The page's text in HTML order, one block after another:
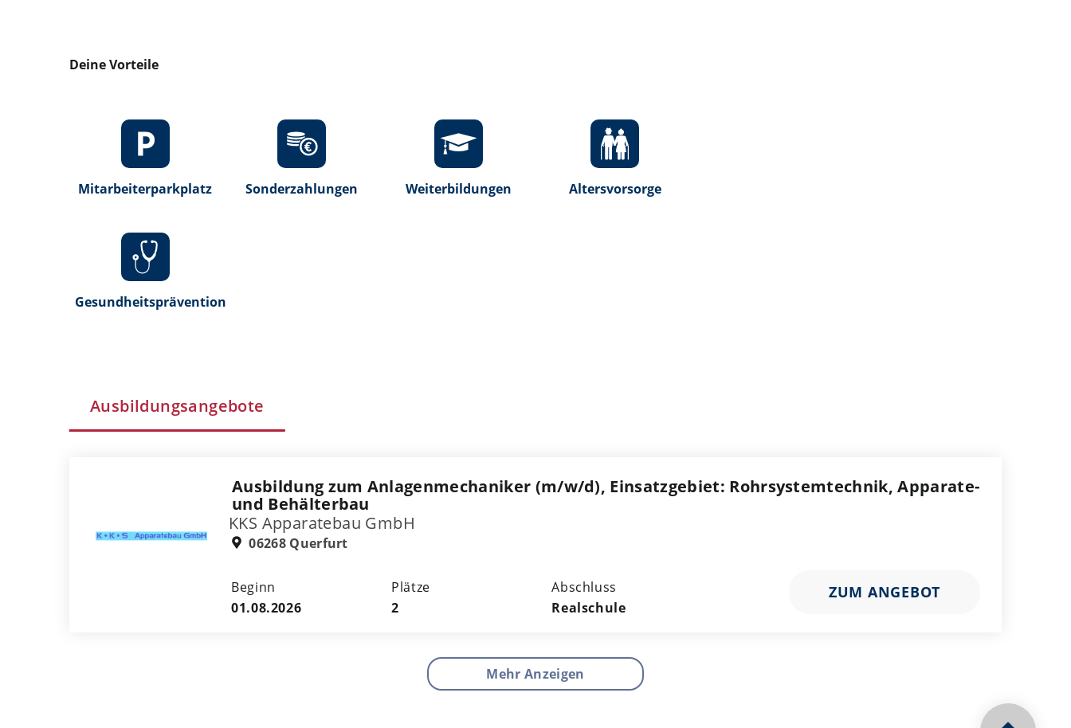
Deine Vorteile
Mitarbeiterparkplatz Sonderzahlungen Weiterbildungen Altersvorsorge
Gesundheitsprävention
Ausbildungsangebote
Ausbildung zum Anlagenmechaniker (m/w/d), Einsatzgebiet: Rohrsystemtechnik, Apparate-
und Behälterbau
KKS Apparatebau GmbH
06268 Querfurt
Beginn
01.08.2026
Plätze
2
Abschluss
Realschule
ZUM ANGEBOT
Mehr Anzeigen